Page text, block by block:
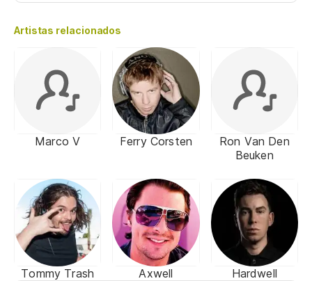
Artistas relacionados
Marco V Ferry Corsten
Ron Van Den
Beuken
Tommy Trash Axwell
Hardwell